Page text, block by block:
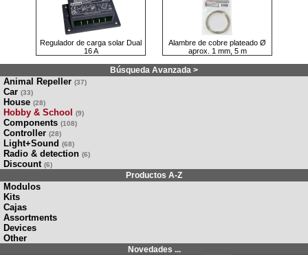
Regulador de carga solar Dual
16 A
Alambre de cobre plateado Ø
aprox. 1 mm, 5 m
Búsqueda Avanzada >
Animal Repeller (37)
Car (33)
House (28)
Hobby & School (9)
Components (108)
Controller (28)
Light+Sound (68)
Radio & detection (6)
Discount (6)
Productos A-Z
Modulos
Kits
Cajas
Assortments
Devices
Other
Novedades ...